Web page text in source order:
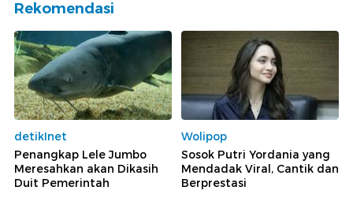
Rekomendasi
detikInet
Penangkap Lele Jumbo
Meresahkan akan Dikasih
Duit Pemerintah
Wolipop
Sosok Putri Yordania yang
Mendadak Viral, Cantik dan
Berprestasi